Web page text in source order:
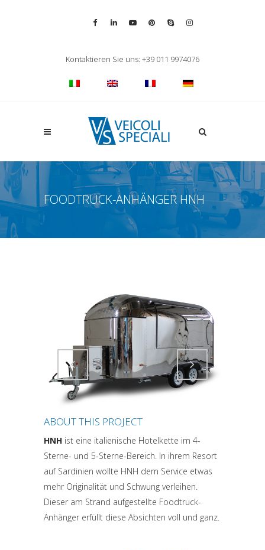
Kontaktieren Sie uns: +39 011 9974076
Apri la ricerca
FOODTRUCK-ANHÄNGER HNH
Attiva comando Attiva comando
ABOUT THIS PROJECT
HNH ist eine italienische Hotelkette im 4-
Sterne- und 5-Sterne-Bereich. In ihrem Resort
auf Sardinien wollte HNH dem Service etwas
mehr Originalität und Schwung verleihen.
Dieser am Strand aufgestellte Foodtruck-
Anhänger erfüllt diese Absichten voll und ganz.